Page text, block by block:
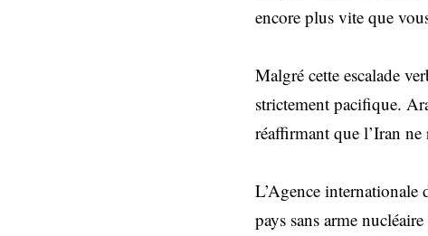
encore plus vite que
Malgré cette escalade
strictement pacifique.
réaffirmant que l’Iran
L’Agence
pays sans arme